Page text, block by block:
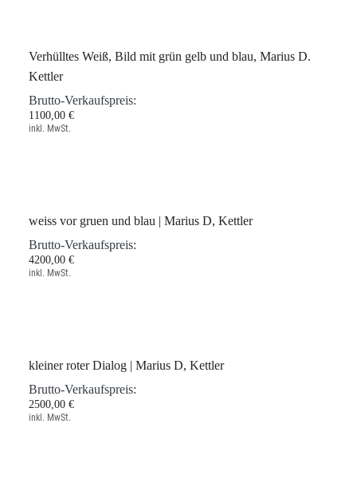
inkl. MwSt.
4200,00 €
inkl. MwSt.